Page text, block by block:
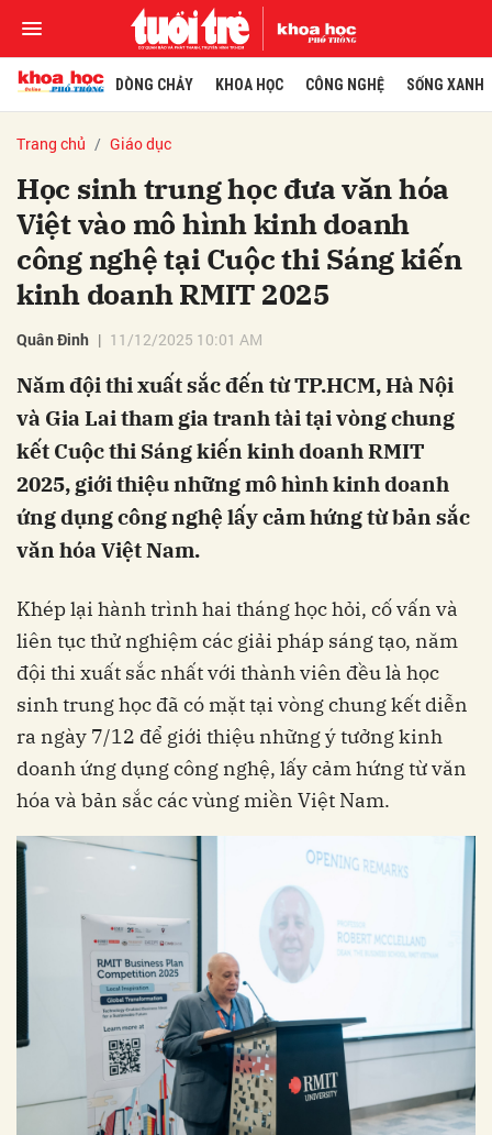
DÒNG CHẢY KHOA HỌC CÔNG NGHỆ SỐNG XANH
Trang chủ Giáo dục
Học sinh trung học đưa văn hóa
Việt vào mô hình kinh doanh
công nghệ tại Cuộc thi Sáng kiến
kinh doanh RMIT 2025
Quân Đinh 11/12/2025 10:01 AM
Năm đội thi xuất sắc đến từ TP.HCM, Hà Nội
và Gia Lai tham gia tranh tài tại vòng chung
kết Cuộc thi Sáng kiến kinh doanh RMIT
2025, giới thiệu những mô hình kinh doanh
ứng dụng công nghệ lấy cảm hứng từ bản sắc
văn hóa Việt Nam.
Khép lại hành trình hai tháng học hỏi, cố vấn và
liên tục thử nghiệm các giải pháp sáng tạo, năm
đội thi xuất sắc nhất với thành viên đều là học
sinh trung học đã có mặt tại vòng chung kết diễn
ra ngày 7/12 để giới thiệu những ý tưởng kinh
doanh ứng dụng công nghệ, lấy cảm hứng từ văn
hóa và bản sắc các vùng miền Việt Nam.